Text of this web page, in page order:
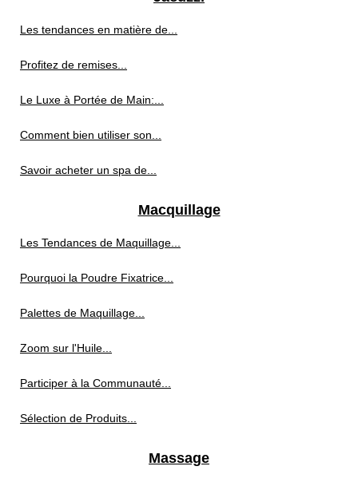
Les tendances en matière de...
Profitez de remises...
Le Luxe à Portée de Main:...
Comment bien utiliser son...
Savoir acheter un spa de...
Macquillage
Les Tendances de Maquillage...
Pourquoi la Poudre Fixatrice...
Palettes de Maquillage...
Zoom sur l'Huile...
Participer à la Communauté...
Sélection de Produits...
Massage